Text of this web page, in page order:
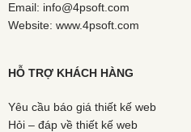
Email: info@4psoft.com
Website: www.4psoft.com
HỖ TRỢ KHÁCH HÀNG
Yêu cầu báo giá thiết kế web
Hỏi – đáp về thiết kế web